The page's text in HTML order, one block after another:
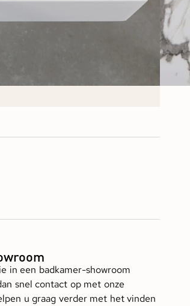
in een badkamer-showroom
snel contact op met onze
u graag verder met het vinden